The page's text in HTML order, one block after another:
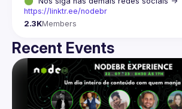
https://linktr.ee/nodebr
2.3KMembers
Recent Events